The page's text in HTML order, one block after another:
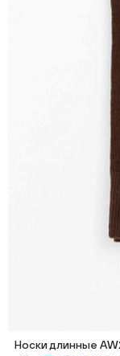
Носки длинные